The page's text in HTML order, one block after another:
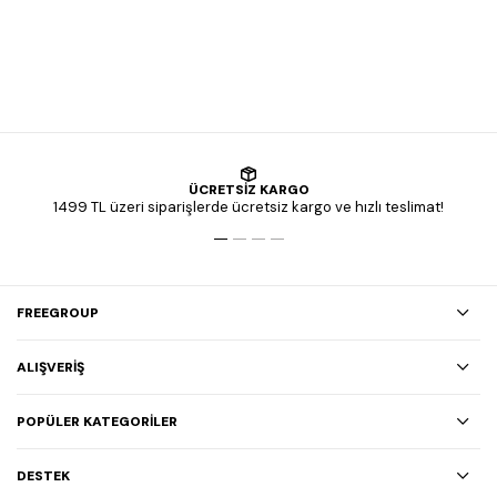
ÜCRETSİZ KARGO
1499 TL üzeri siparişlerde ücretsiz kargo ve hızlı teslimat!
FREEGROUP
ALIŞVERİŞ
POPÜLER KATEGORİLER
DESTEK